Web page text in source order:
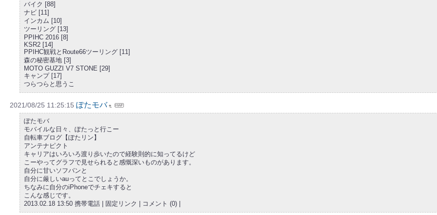
バイク [88]
ナビ [11]
インカム [10]
ツーリング [13]
PPIHC 2016 [8]
KSR2 [14]
PPIHC観戦とRoute66ツーリング [11]
森の秘密基地 [3]
MOTO GUZZI V7 STONE [29]
キャンプ [17]
つらつらと思うこ
2021/08/25 11:25:15 ぽたモバ
ぽたモバ
モバイルな日々、ぽたっと行こー
自転車ブログ【ぽたリン】
アンテナピクト
キャリアはいろいろ渡り歩いたので経験則的に知ってるけど
こーやってグラフで見せられると感慨深いものがあります。
自分に甘いソフバンと
自分に厳しいauってとこでしょうか。
ちなみに自分のiPhoneでチェキすると
こんな感じです。
2013.02.18 13:50 携帯電話 | 固定リンク | コメント (0) |